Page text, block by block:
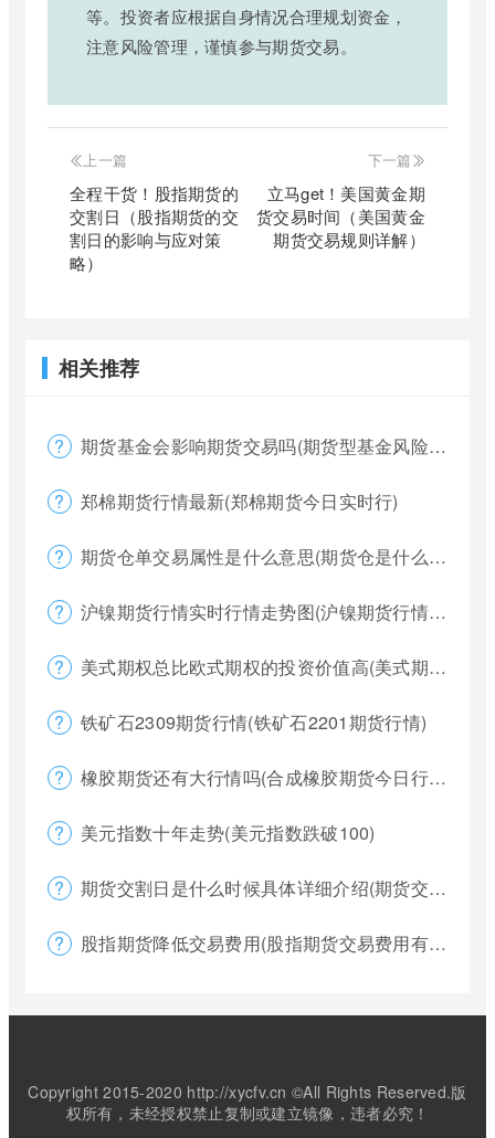
等。投资者应根据自身情况合理规划资金，
注意风险管理，谨慎参与期货交易。
上一篇
全程干货！股指期货的
交割日（股指期货的交
割日的影响与应对策
略）
下一篇
立马get！美国黄金期
货交易时间（美国黄金
期货交易规则详解）
相关推荐
期货基金会影响期货交易吗(期货型基金风险大吗)
郑棉期货行情最新(郑棉期货今日实时行)
期货仓单交易属性是什么意思(期货仓是什么意思)
沪镍期货行情实时行情走势图(沪镍期货行情价格)
美式期权总比欧式期权的投资价值高(美式期权和欧式期权哪个风险更大)
铁矿石2309期货行情(铁矿石2201期货行情)
橡胶期货还有大行情吗(合成橡胶期货今日行情)
美元指数十年走势(美元指数跌破100)
期货交割日是什么时候具体详细介绍(期货交割日一般是涨还是跌)
股指期货降低交易费用(股指期货交易费用有哪些)
Copyright 2015-2020 http://xycfv.cn ©All Rights Reserved.版
权所有，未经授权禁止复制或建立镜像，违者必究！